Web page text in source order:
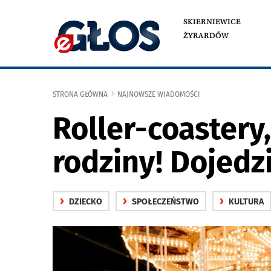
SKIERNIEWICE
ŻYRARDÓW
STRONA GŁÓWNA NAJNOWSZE WIADOMOŚCI
Roller-
rodziny!
› DZIECKO › SPOŁECZEŃSTWO › KULTURA